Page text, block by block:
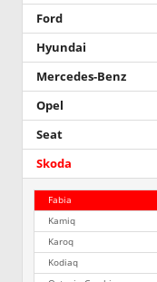
Ford
Hyundai
Mercedes-Benz
Opel
Seat
Skoda
Fabia
Kamiq
Karoq
Kodiaq